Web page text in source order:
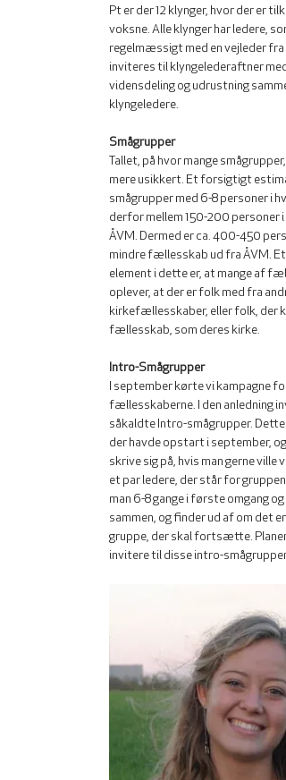
Pt er der 12 klynger, hvor der er
voksne. Alle klynger har ledere,
regelmæssigt med en vejleder fra
inviteres til klyngelederaftner
vidensdeling og udrustning
klyngeledere.
Smågrupper
Tallet, på hvor mange
mere usikkert. Et forsigtigt
smågrupper med 6-8 personer i
derfor mellem 150-200 personer i
ÅVM. Dermed er ca. 400-450
mindre fællesskab ud fra ÅVM.
element i dette er, at mange af
oplever, at der er folk med fra
kirkefællesskaber, eller folk, der
fællesskab, som deres kirke.
Intro-Smågrupper
I september kørte vi kampagne
fællesskaberne. I den anledning
såkaldte Intro-smågrupper. Dette
der havde opstart i september, og
skrive sig på, hvis man gerne ville
et par ledere, der står for
man 6-8 gange i første omgang
sammen, og finder ud af om det er
gruppe, der skal fortsætte.
invitere til disse intro-smågrupper